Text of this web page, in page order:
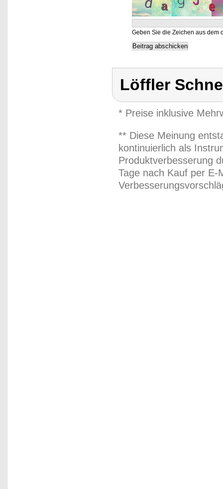
Geben Sie die Zeichen aus dem
Löffler
* Preise inklusive
** Diese Meinung
kontinuierlich als
Produktverbesserung
Tage nach Kauf per E-